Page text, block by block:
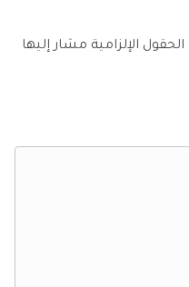
الحقول الإلزامية مشار إليها